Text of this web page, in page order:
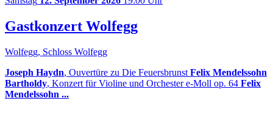
Gastkonzert Wolfegg
Wolfegg, Schloss Wolfegg
Joseph Haydn, Ouvertüre zu Die Feuersbrunst Felix Mendelssohn
Bartholdy, Konzert für Violine und Orchester e-Moll op. 64 Felix
Mendelssohn ...